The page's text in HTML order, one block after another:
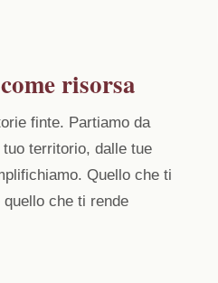
risorsa
finte. Partiamo da
territorio, dalle tue
Quello che ti
che ti rende